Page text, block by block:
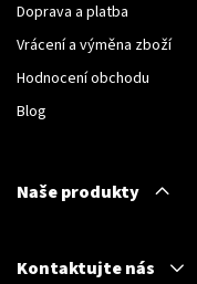
Doprava a platba
Vrácení a výměna zboží
Hodnocení obchodu
Blog
Naše produkty
Kontaktujte nás